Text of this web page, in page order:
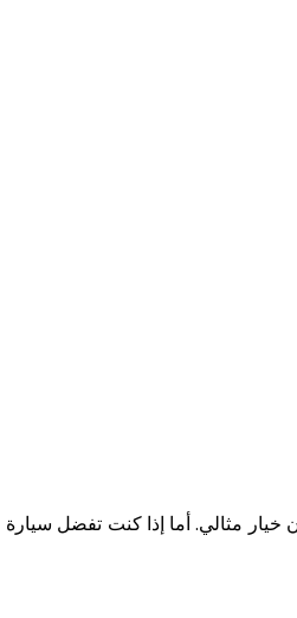
مثالي. أما إذا كنت تفضل سيارة